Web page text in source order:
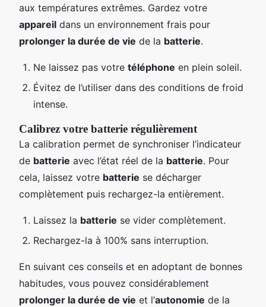
aux températures extrêmes. Gardez votre
appareil dans un environnement frais pour
prolonger la durée de vie de la batterie.
Ne laissez pas votre téléphone en plein soleil.
Évitez de l’utiliser dans des conditions de froid
intense.
Calibrez votre batterie régulièrement
La calibration permet de synchroniser l’indicateur
de batterie avec l’état réel de la batterie. Pour
cela, laissez votre batterie se décharger
complètement puis rechargez-la entièrement.
Laissez la batterie se vider complètement.
Rechargez-la à 100% sans interruption.
En suivant ces conseils et en adoptant de bonnes
habitudes, vous pouvez considérablement
prolonger la durée de vie et l’autonomie de la